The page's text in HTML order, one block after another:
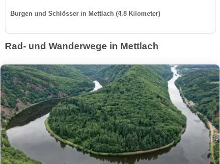
Burgen und Schlösser in Mettlach (4.8 Kilometer)
Rad- und Wanderwege in Mettlach